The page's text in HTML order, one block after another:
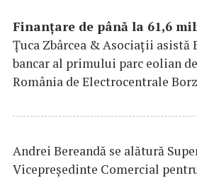
Finanțare de până la 61,6
Țuca Zbârcea & Asociații asistă
bancar al primului parc eolian
România de Electrocentrale
Andrei Bereandă se alătură
Vicepreședinte Comercial